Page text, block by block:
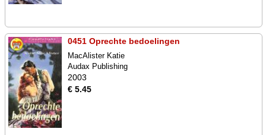
0451 Oprechte bedoelingen
MacAlister Katie
Audax Publishing
2003
€ 5.45